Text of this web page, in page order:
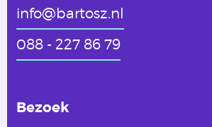
info@bartosz.nl
088 - 227 86 79
Bezoek